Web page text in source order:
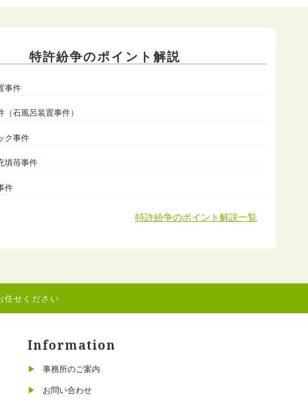
特許紛争のポイント解説
事件
石風呂装置事件）
ク事件
填苺事件
件
特許紛争のポイント解説一覧
任せください
Information
事務所のご案内
お問い合わせ